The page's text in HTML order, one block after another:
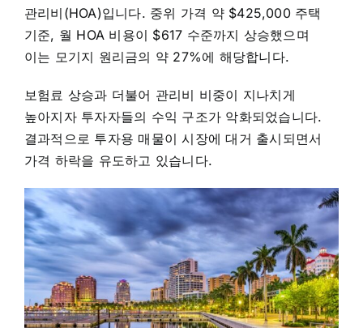
관리비(HOA)입니다. 중위 가격 약 $425,000 주택
기준, 월 HOA 비용이 $617 수준까지 상승했으며
이는 모기지 원리금의 약 27%에 해당합니다.
보험료 상승과 더불어 관리비 비중이 지나치게
높아지자 투자자들의 수익 구조가 악화되었습니다.
결과적으로 투자용 매물이 시장에 대거 출시되면서
가격 하락을 유도하고 있습니다.